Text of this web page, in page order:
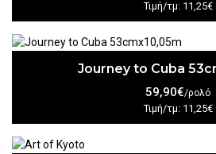
Τιμή/τμ: 11,25€
Journey to Cuba
59,90€/ρολό
Τιμή/τμ: 11,25€